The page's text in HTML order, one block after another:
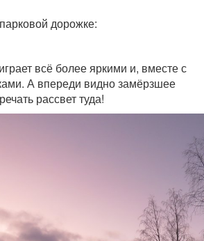
дорожке:
всё более яркими и, вместе с
А впереди видно замёрзшее
рассвет туда!